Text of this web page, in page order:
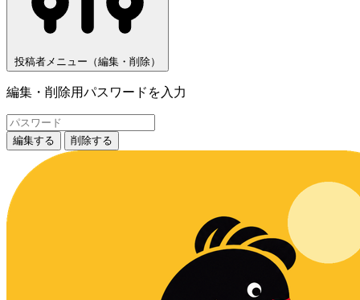
投稿者メニュー（編集・削除）
編集・削除用パスワードを入力
編集する 削除する